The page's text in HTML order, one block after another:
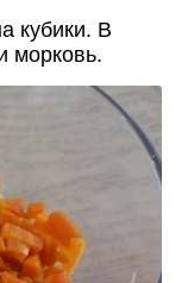
кубики. В
морковь.